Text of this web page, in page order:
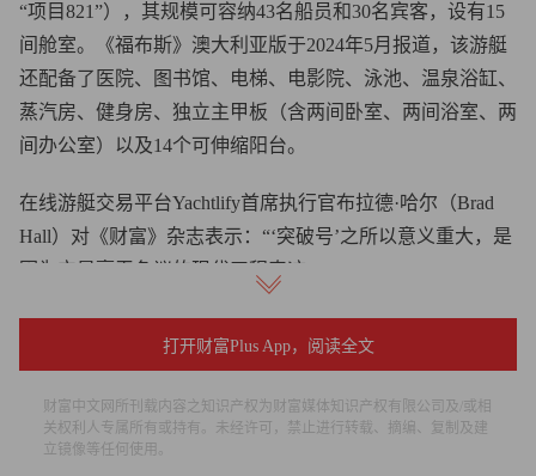
“项目821”），其规模可容纳43名船员和30名宾客，设有15
间舱室。《福布斯》澳大利亚版于2024年5月报道，该游艇
还配备了医院、图书馆、电梯、电影院、泳池、温泉浴缸、
蒸汽房、健身房、独立主甲板（含两间卧室、两间浴室、两
间办公室）以及14个可伸缩阳台。
在线游艇交易平台Yachtlify首席执行官布拉德·哈尔（Brad
Hall）对《财富》杂志表示：“‘突破号’之所以意义重大，是
因为它是毫无争议的现代工程奇迹。”
是其价格高得令人咋舌的缘由所在，游艇平台YachtWay首
席执行官海戈·帕尔特鲁（Heigo Paartalu）向《财富》杂志
解释道。
打开财富Plus App，阅读全文
财富中文网所刊载内容之知识产权为财富媒体知识产权有限公司及/或相
关权利人专属所有或持有。未经许可，禁止进行转载、摘编、复制及建
立镜像等任何使用。